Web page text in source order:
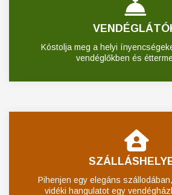
Kóstolja meg a helyi
vendéglőkben és
Pihenjen egy elegáns
vidéki hangulatot egy